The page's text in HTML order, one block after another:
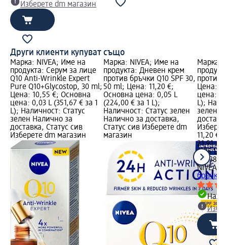
Изберете dm магазин
Други клиенти купуват също
Марка: NIVEA; Име на
продукта: Серум за лице
Q10 Anti-Wrinkle Expert
Pure Q10+Glycostop, 30 ml;
Цена: 10,55 €; Основна
цена: 0,03 L (351,67 € за 1
L); Наличност: Статус
зелен Налично за
доставка, Статус сив
Изберете dm магазин
Марка: NIVEA; Име на
продукта: Дневен крем
против бръчки Q10 SPF 30,
50 ml; Цена: 11,20 €;
Основна цена: 0,05 L
(224,00 € за 1 L);
Наличност: Статус зелен
Налично за доставка,
Статус сив Изберете dm
магазин
Марка:
против
Цена:
цена:
L);
зелен
11,20 €
21,91 лв.
0,05 L
L
NIVEA
бръчки